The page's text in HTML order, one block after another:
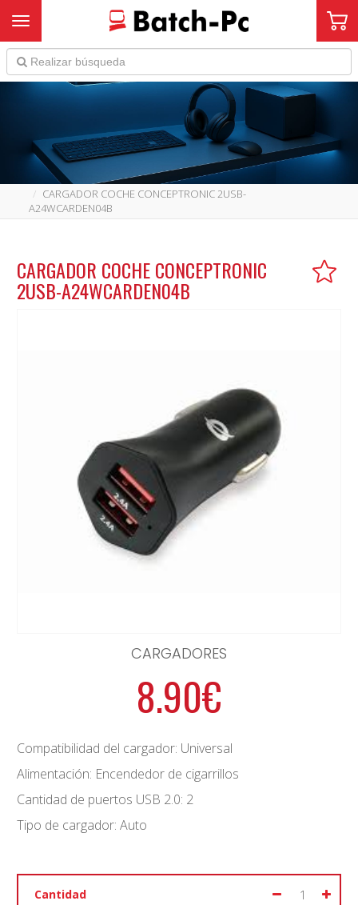
Toggle navigation
CARGADOR COCHE CONCEPTRONIC 2USB-
A24WCARDEN04B
CARGADOR COCHE CONCEPTRONIC
2USB-A24WCARDEN04B
CARGADORES
8.90€
Compatibilidad del cargador: Universal
Alimentación: Encendedor de cigarrillos
Cantidad de puertos USB 2.0: 2
Tipo de cargador: Auto
Cantidad